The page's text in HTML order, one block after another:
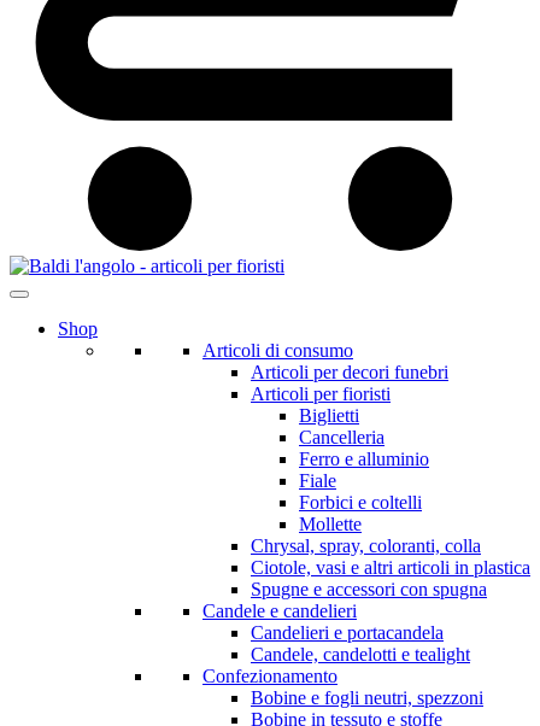
Shop
Articoli di consumo
Articoli per decori funebri
Articoli per fioristi
Biglietti
Cancelleria
Ferro e alluminio
Fiale
Forbici e coltelli
Mollette
Chrysal, spray, coloranti, colla
Ciotole, vasi e altri articoli in plastica
Spugne e accessori con spugna
Candele e candelieri
Candelieri e portacandela
Candele, candelotti e tealight
Confezionamento
Bobine e fogli neutri, spezzoni
Bobine in tessuto e stoffe